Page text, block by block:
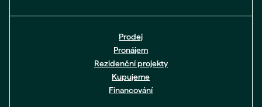
Prodej
Pronájem
Rezidenční projekty
Kupujeme
Financování